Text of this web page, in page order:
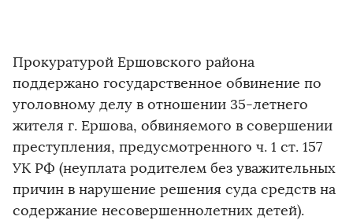
Прокуратурой Ершовского района
поддержано государственное обвинение по
уголовному делу в отношении 35-летнего
жителя г. Ершова, обвиняемого в совершении
преступления, предусмотренного ч. 1 ст. 157
УК РФ (неуплата родителем без уважительных
причин в нарушение решения суда средств на
содержание несовершеннолетних детей).